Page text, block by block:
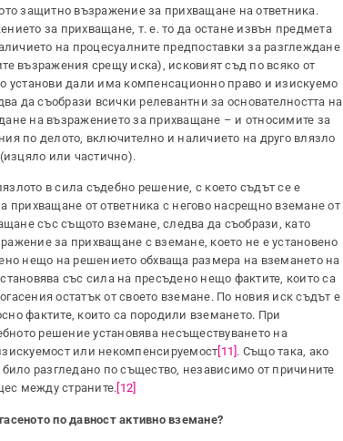
защитно възражение за прихващане на ответника.
за прихващане, т. е. то да остане извън предмета
на процесуалните предпоставки за разглеждане
възражения срещу иска), исковият съд по всяко от
установи дали има компенсационно право и изискуемо
да съобрази всички релевантни за основателността на
на възражението за прихващане – и относимите за
по делото, включително и наличието на друго влязло
или частично).
в сила съдебно решение, с което съдът се е
от ответника с негово насрещно вземане от
със същото вземане, следва да съобрази, като
за прихващане с вземане, което не е установено
нещо на решението обхваща размера на вземането на
със сила на пресъдено нещо фактите, които са
остатък от своето вземане. По новия иск съдът е
фактите, които са породили вземането. При
решение установява несъществуването на
или некомпенсируемост [11] . Също така, ако
разгледано по същество, независимо от причините
между страните. [12]
по давност активно вземане?